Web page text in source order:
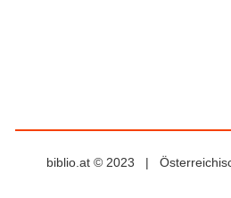
biblio.at © 2023 |